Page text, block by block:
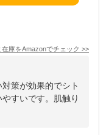
在庫をAmazonでチェック >>
策が効果的でシト
すいです。肌触り